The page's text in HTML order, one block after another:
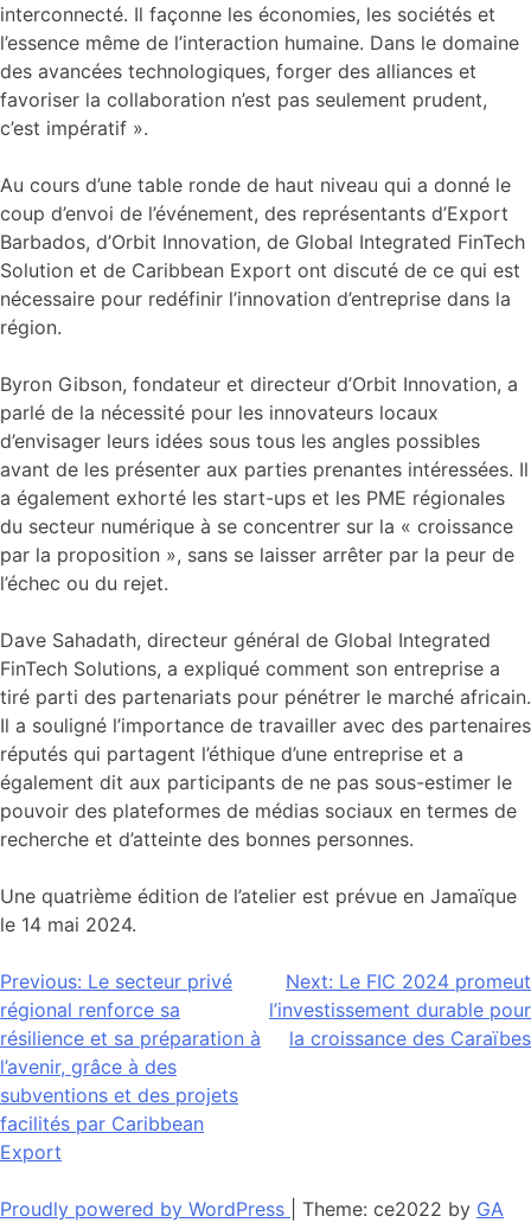
interconnecté. Il façonne les économies, les sociétés et
l’essence même de l’interaction humaine. Dans le domaine
des avancées technologiques, forger des alliances et
favoriser la collaboration n’est pas seulement prudent,
c’est impératif ».
Au cours d’une table ronde de haut niveau qui a donné le
coup d’envoi de l’événement, des représentants d’Export
Barbados, d’Orbit Innovation, de Global Integrated FinTech
Solution et de Caribbean Export ont discuté de ce qui est
nécessaire pour redéfinir l’innovation d’entreprise dans la
région.
Byron Gibson, fondateur et directeur d’Orbit Innovation, a
parlé de la nécessité pour les innovateurs locaux
d’envisager leurs idées sous tous les angles possibles
avant de les présenter aux parties prenantes intéressées. Il
a également exhorté les start-ups et les PME régionales
du secteur numérique à se concentrer sur la « croissance
par la proposition », sans se laisser arrêter par la peur de
l’échec ou du rejet.
Dave Sahadath, directeur général de Global Integrated
FinTech Solutions, a expliqué comment son entreprise a
tiré parti des partenariats pour pénétrer le marché africain.
Il a souligné l’importance de travailler avec des partenaires
réputés qui partagent l’éthique d’une entreprise et a
également dit aux participants de ne pas sous-estimer le
pouvoir des plateformes de médias sociaux en termes de
recherche et d’atteinte des bonnes personnes.
Une quatrième édition de l’atelier est prévue en Jamaïque
le 14 mai 2024.
Navigation
de
l’article
Previous: Le secteur privé
régional renforce sa
résilience et sa préparation à
l’avenir, grâce à des
subventions et des projets
facilités par Caribbean
Export
Next: Le FIC 2024 promeut
l’investissement durable pour
la croissance des Caraïbes
Proudly powered by WordPress Theme: ce2022 by GA